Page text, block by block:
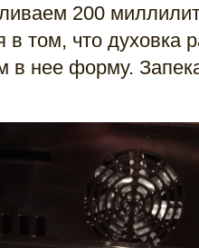
200
том, что духовка
в нее форму.